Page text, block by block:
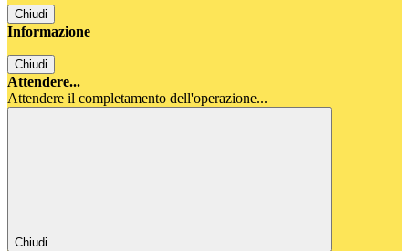
Chiudi
Informazione
Chiudi
Attendere...
Attendere il completamento dell'operazione...
Chiudi